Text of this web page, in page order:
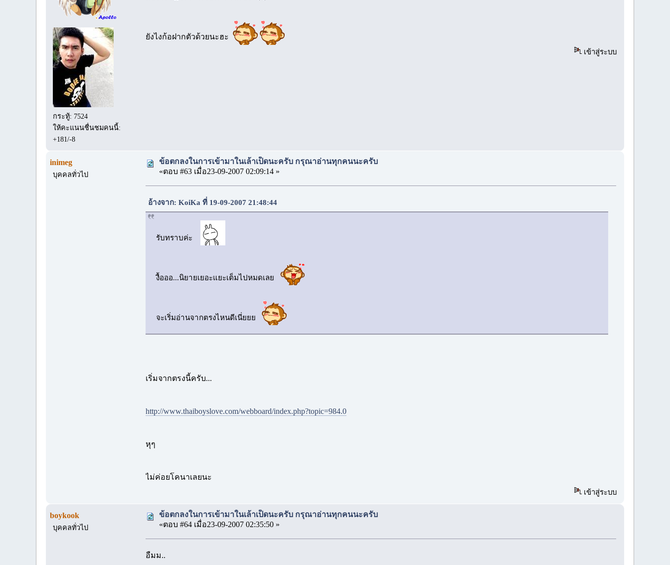
กระทู้: 7524
ให้คะแนนชื่นชมคนนี้:
+181/-8
ยังไงก้อฝากตัวด้วยนะฮะ
เข้าสู่ระบบ
inimeg
บุคคลทั่วไป
ข้อตกลงในการเข้ามาในเล้าเป็ดนะครับ กรุณาอ่านทุกคนนะครับ
«ตอบ #63 เมื่อ23-09-2007 02:09:14 »
อ้างจาก: KoiKa ที่ 19-09-2007 21:48:44
รับทราบค่ะ
งื้อออ...นิยายเยอะแยะเต็มไปหมดเลย
จะเริ่มอ่านจากตรงไหนดีเนี่ยยย
เริ่มจากตรงนี้ครับ...
http://www.thaiboyslove.com/webboard/index.php?topic=984.0
หุๆ
ไม่ค่อยโคนาเลยนะ
เข้าสู่ระบบ
boykook
บุคคลทั่วไป
ข้อตกลงในการเข้ามาในเล้าเป็ดนะครับ กรุณาอ่านทุกคนนะครับ
«ตอบ #64 เมื่อ23-09-2007 02:35:50 »
อืมม..